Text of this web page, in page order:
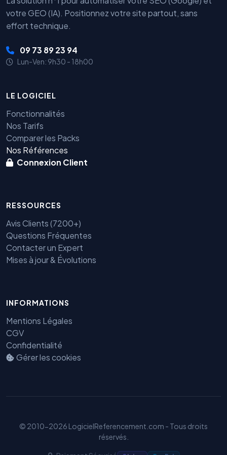
votre GEO (IA). Positionnez votre site partout, sans
effort technique.
09 73 89 23 94
Lun-Ven: 9h30 - 18h00
LE LOGICIEL
Fonctionnalités
Nos Tarifs
Comparer les Packs
Nos Références
Connexion Client
RESSOURCES
Avis Clients (7200+)
Questions Fréquentes
Contacter un Expert
Mises à jour & Évolutions
INFORMATIONS
Mentions Légales
CGV
Confidentialité
Gérer les cookies
© 2010-2026 LogicielReferencement.com - Tous droits
réservés.